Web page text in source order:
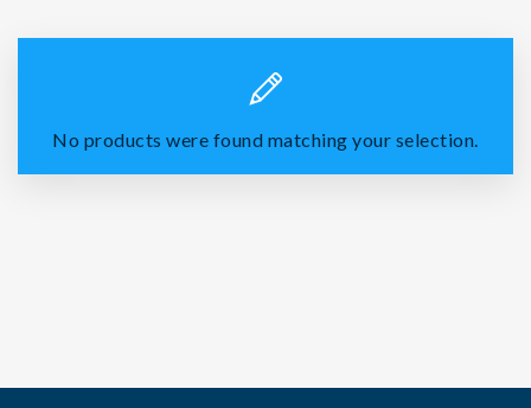
No products were found matching your selection.